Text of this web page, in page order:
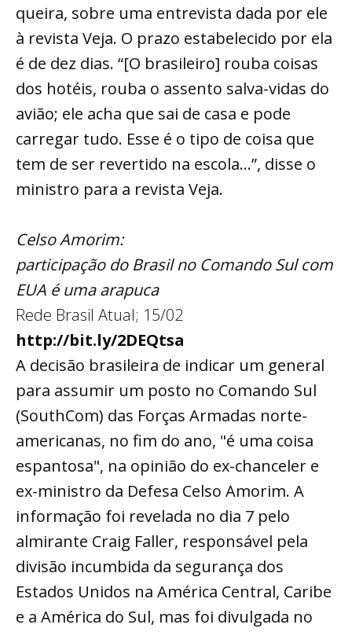
queira, sobre uma entrevista dada por ele
à revista Veja. O prazo estabelecido por ela
é de dez dias. “[O brasileiro] rouba coisas
dos hotéis, rouba o assento salva-vidas do
avião; ele acha que sai de casa e pode
carregar tudo. Esse é o tipo de coisa que
tem de ser revertido na escola...”, disse o
ministro para a revista Veja.
Celso Amorim:
participação do Brasil no Comando Sul com
EUA é uma arapuca
Rede Brasil Atual; 15/02
http://bit.ly/2DEQtsa
A decisão brasileira de indicar um general
para assumir um posto no Comando Sul
(SouthCom) das Forças Armadas norte-
americanas, no fim do ano, "é uma coisa
espantosa", na opinião do ex-chanceler e
ex-ministro da Defesa Celso Amorim. A
informação foi revelada no dia 7 pelo
almirante Craig Faller, responsável pela
divisão incumbida da segurança dos
Estados Unidos na América Central, Caribe
e a América do Sul, mas foi divulgada no